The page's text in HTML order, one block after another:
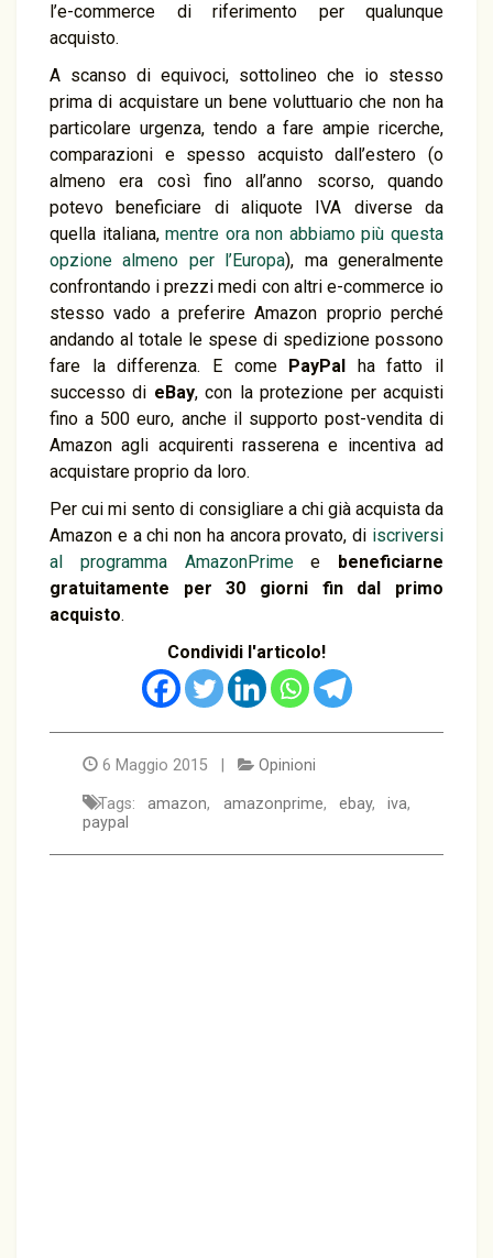
l’e-commerce di riferimento per qualunque
acquisto.
A scanso di equivoci, sottolineo che io stesso
prima di acquistare un bene voluttuario che non ha
particolare urgenza, tendo a fare ampie ricerche,
comparazioni e spesso acquisto dall’estero (o
almeno era così fino all’anno scorso, quando
potevo beneficiare di aliquote IVA diverse da
quella italiana,mentre ora non abbiamo più questa
opzione almeno per l’Europa), ma generalmente
confrontando i prezzi medi con altri e-commerce io
stesso vado a preferire Amazon proprio perché
andando al totale le spese di spedizione possono
fare la differenza. E come PayPal ha fatto il
successo di eBay, con la protezione per acquisti
fino a 500 euro, anche il supporto post-vendita di
Amazon agli acquirenti rasserena e incentiva ad
acquistare proprio da loro.
Per cui mi sento di consigliare a chi già acquista da
Amazon e a chi non ha ancora provato, di iscriversi
al programma AmazonPrimee beneficiarne
gratuitamente per 30 giorni fin dal primo
acquisto.
Condividi l'articolo!
6 Maggio 2015 | Opinioni
Tags:amazon, amazonprime, ebay, iva,
paypal